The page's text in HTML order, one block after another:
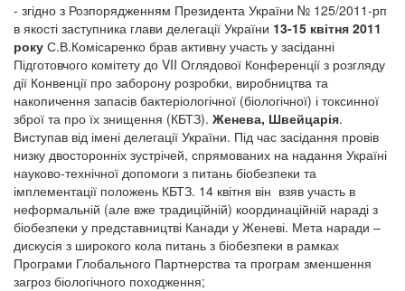
- згідно з Розпорядженням Президента України № 125/2011-рп
в якості заступника глави делегації України 13-15 квітня 2011
року С.В.Комісаренко брав активну участь у засіданні
Підготовчого комітету до VII Оглядової Конференції з розгляду
дії Конвенції про заборону розробки, виробництва та
накопичення запасів бактеріологічної (біологічної) і токсинної
зброї та про їх знищення (КБТЗ). Женева, Швейцарія.
Виступав від імені делегації України. Під час засідання провів
низку двосторонніх зустрічей, спрямованих на надання Україні
науково-технічної допомоги з питань біобезпеки та
імплементації положень КБТЗ. 14 квітня він взяв участь в
неформальній (але вже традиційній) координаційній нараді з
біобезпеки у представництві Канади у Женеві. Мета наради –
дискусія з широкого кола питань з біобезпеки в рамках
Програми Глобального Партнерства та програм зменшення
загроз біологічного походження;